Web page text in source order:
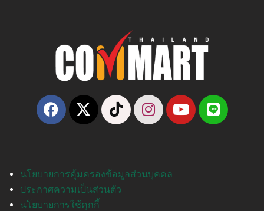
นโยบายการคุ้มครองข้อมูลส่วนบุคคล
ประกาศความเป็นส่วนตัว
นโยบายการใช้คุกกี้